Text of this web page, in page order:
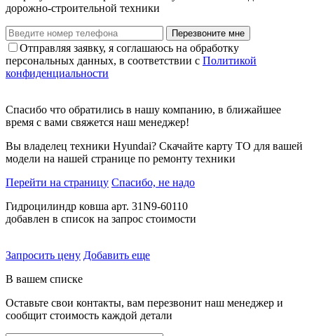
дорожно-строительной техники
Перезвоните мне
Отправляя заявку, я соглашаюсь на обработку
персональных данных, в соответствии с Политикой
конфиденциальности
Спасибо что обратились в нашу компанию, в ближайшее
время с вами свяжется наш менеджер!
Вы владелец техники Hyundai? Скачайте карту ТО для вашей
модели на нашей странице по ремонту техники
Перейти на страницу Спасибо, не надо
Гидроцилиндр ковша арт. 31N9-60110
добавлен в список на запрос стоимости
Запросить цену Добавить еще
В вашем списке
Оставьте свои контакты, вам перезвонит наш менеджер и
сообщит стоимость каждой детали